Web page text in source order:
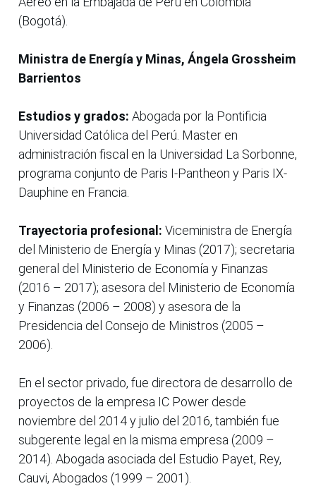
(Bogotá).
Ministra de Energía y Minas, Ángela Grossheim
Barrientos
Estudios y grados: Abogada por la Pontificia
Universidad Católica del Perú. Master en
administración fiscal en la Universidad La Sorbonne,
programa conjunto de Paris I-Pantheon y Paris IX-
Dauphine en Francia.
Trayectoria profesional: Viceministra de Energía
del Ministerio de Energía y Minas (2017); secretaria
general del Ministerio de Economía y Finanzas
(2016 – 2017); asesora del Ministerio de Economía
y Finanzas (2006 – 2008) y asesora de la
Presidencia del Consejo de Ministros (2005 –
2006).
En el sector privado, fue directora de desarrollo de
proyectos de la empresa IC Power desde
noviembre del 2014 y julio del 2016, también fue
subgerente legal en la misma empresa (2009 –
2014). Abogada asociada del Estudio Payet, Rey,
Cauvi, Abogados (1999 – 2001).